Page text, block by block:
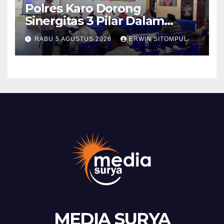
Polres Karo Dorong
Sinergitas 3 Pilar Dalam
Pelatihan Pencengahan dan
Mitigasi Bencana Tahun 2026
RABU 5 AGUSTUS 2026 ERWIN SITOMPUL
MEDIA SURYA